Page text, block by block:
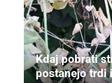
Kdaj pobrati
postanejo trdi